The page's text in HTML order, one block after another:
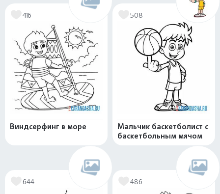
416
Виндсерфинг в море
508
Мальчик баскетболист с
баскетбольным мячом
644 486